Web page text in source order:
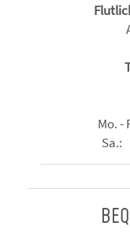
Mo. -
Sa.: